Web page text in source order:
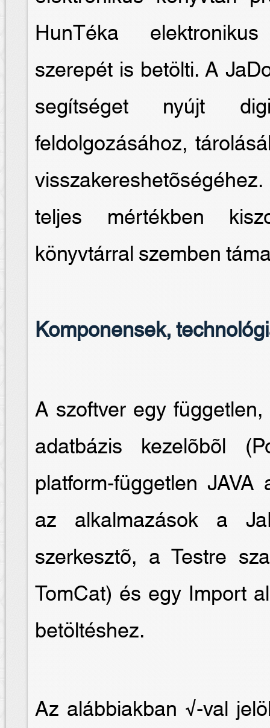
HunTéka
szerepét is betölti. A
segítséget nyújt
feldolgozásához,
teljes mértékben
könyvtárral szemben
Komponensek,
A szoftver egy
adatbázis kezelõbõl
platform-független
az alkalmazások a
szerkesztõ, a Testre
TomCat) és egy Import
betöltéshez.
Az alábbiakban √-val